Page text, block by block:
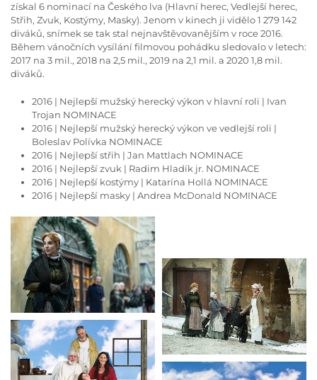
získal 6 nominací na Českého lva (Hlavní herec, Vedlejší herec,
Střih, Zvuk, Kostýmy, Masky). Jenom v kinech ji vidělo 1 279 142
diváků, snímek se tak stal nejnavštěvovanějším v roce 2016.
Během vánočních vysílání filmovou pohádku sledovalo v letech:
2017 na 3 mil., 2018 na 2,5 mil., 2019 na 2,1 mil. a 2020 1,8 mil.
diváků.
2016 | Nejlepší mužský herecký výkon v hlavní roli | Ivan
Trojan NOMINACE
2016 | Nejlepší mužský herecký výkon ve vedlejší roli |
Boleslav Polívka NOMINACE
2016 | Nejlepší střih | Jan Mattlach NOMINACE
2016 | Nejlepší zvuk | Radim Hladík jr. NOMINACE
2016 | Nejlepší kostýmy | Katarína Hollá NOMINACE
2016 | Nejlepší masky | Andrea McDonald NOMINACE